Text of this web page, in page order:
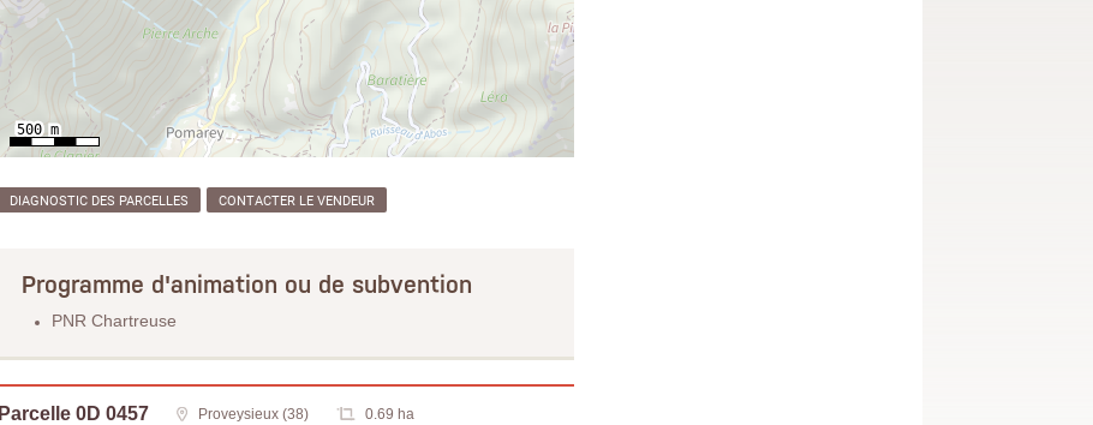
DIAGNOSTIC DES PARCELLES CONTACTER LE VENDEUR
Programme d'animation ou de subvention
PNR Chartreuse
Parcelle 0D 0457 Proveysieux (38) 0.69 ha